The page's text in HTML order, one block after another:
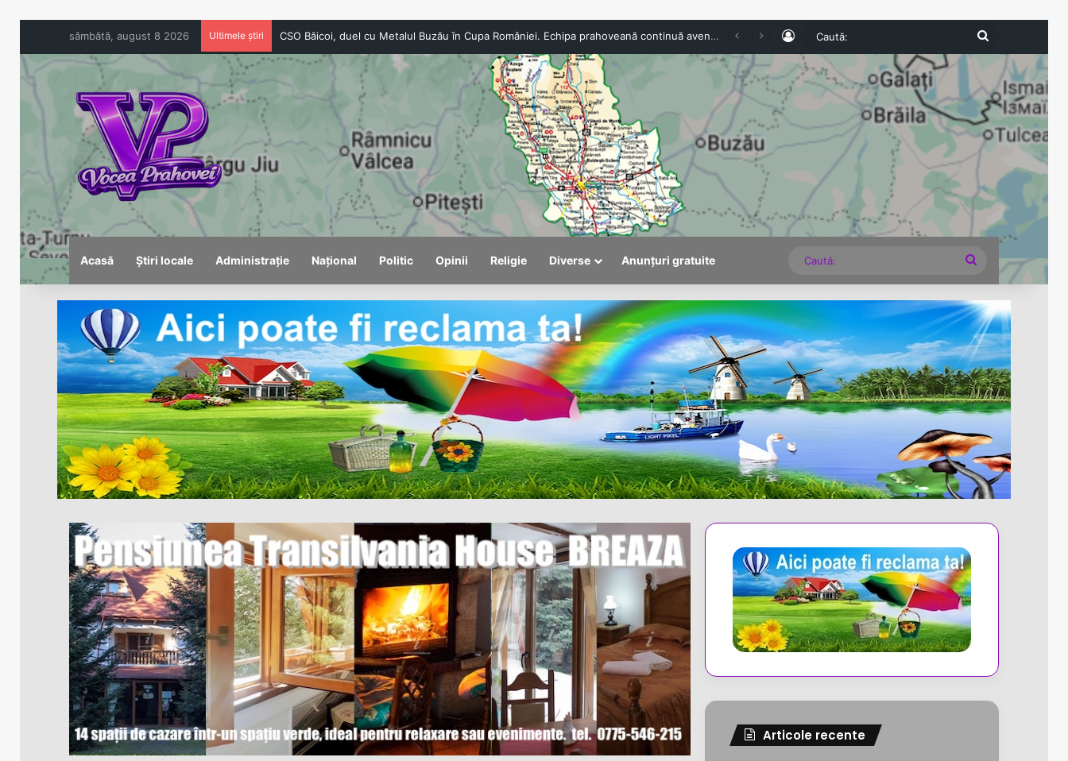
sâmbătă, august 8 2026 Ultimele știri Turismul intern pierde teren în 2026. Numărul românilor cazați în unitățile turistice a scăzut cu 6,8% în primul semestru Log In Caută:
Acasă Știri locale Administrație Național Politic Opinii Religie Diverse Anunțuri gratuite Caută:
Articole recente